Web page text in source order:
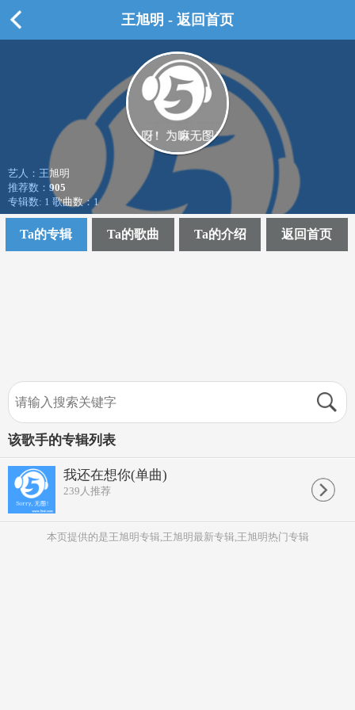
王旭明 - 返回首页
艺人：王旭明
推荐数： 905
专辑数: 1 歌曲数：1
Ta的专辑 Ta的歌曲 Ta的介绍 返回首页
该歌手的专辑列表
我还在想你(单曲)
239 人推荐
本页提供的是王旭明专辑,王旭明最新专辑,王旭明热门专辑